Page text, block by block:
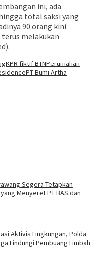
ini, ada
total saksi yang
90 orang kini
terus melakukan
KPR fiktif BTNPerumahan
PT Bumi Artha
Segera Tetapkan
Menyeret PT BAS dan
Aktivis Lingkungan, Polda
Lindungi Pembuang Limbah